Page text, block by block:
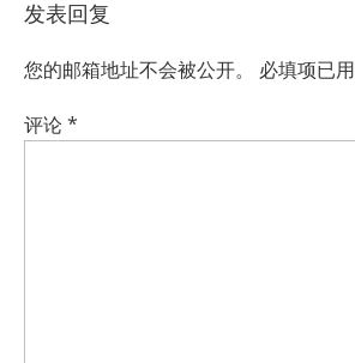
发表回复
您的邮箱地址不会被公开。 必填项已用
评论*